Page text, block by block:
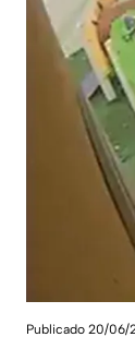
Publicado 20/06/